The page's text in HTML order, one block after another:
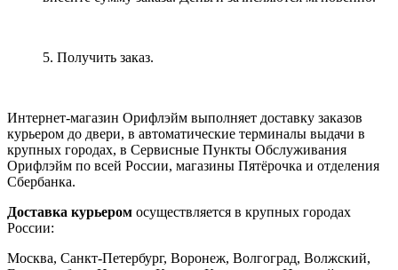
5. Получить заказ.
Интернет-магазин Орифлэйм выполняет доставку заказов
курьером до двери, в автоматические терминалы выдачи в
крупных городах, в Сервисные Пункты Обслуживания
Орифлэйм по всей России, магазины Пятёрочка и отделения
Сбербанка.
Доставка курьером осуществляется в крупных городах
России:
Москва, Санкт-Петербург, Воронеж, Волгоград, Волжский,